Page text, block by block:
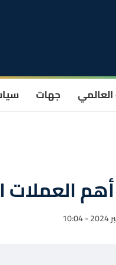
جهات
العملات